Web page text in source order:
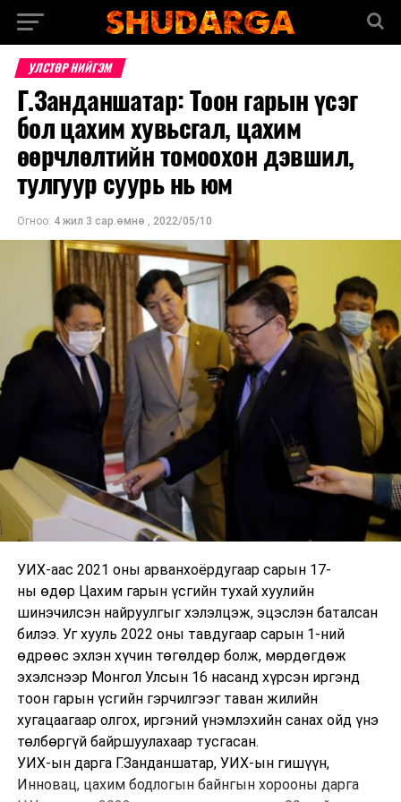
УЛСТӨР НИЙГЭМ
Г.Занданшатар: Тоон гарын үсэг
бол цахим хувьсгал, цахим
өөрчлөлтийн томоохон дэвшил,
тулгуур суурь нь юм
Огноо: 4 жил 3 сар.өмнө , 2022/05/10
УИХ-аас 2021 оны арванхоёрдугаар сарын 17-
ны өдөр Цахим гарын үсгийн тухай хуулийн
шинэчилсэн найруулгыг хэлэлцэж, эцэслэн баталсан
билээ. Уг хууль 2022 оны тавдугаар сарын 1-ний
өдрөөс эхлэн хүчин төгөлдөр болж, мөрдөгдөж
эхэлснээр Монгол Улсын 16 насанд хүрсэн иргэнд
тоон гарын үсгийн гэрчилгээг таван жилийн
хугацаагаар олгох, иргэний үнэмлэхийн санах ойд үнэ
төлбөргүй байршуулахаар тусгасан.
УИХ-ын дарга Г.Занданшатар, УИХ-ын гишүүн,
Инновац, цахим бодлогын байнгын хорооны дарга